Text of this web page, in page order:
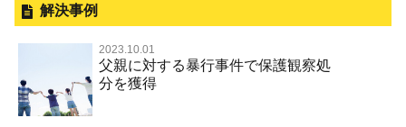
無実・無罪を証明してほしい
示談で解決してほしい
執行猶予にしてほしい
過失致死・過失傷害
器物損壊
脅迫・強要
業務妨害罪
性犯罪 TOP
淫行・援助交際（児童買春、淫行条例、児童福祉法違反）
不同意性交等罪（旧 強制性交等罪，準強制性交等罪），
監護者性交等罪
事件別－財産犯
財産犯 TOP
横領 背任
事件別－薬物事件
薬物事件 TOP
事件別－交通違反・交通事故
刑事裁判の概要・手続
公務員の逮捕・刑事事件
控訴・上告
国選弁護士と私選弁護士の違い
解決事例
2023.10.01
父親に対する暴行事件で保護観察処
分を獲得